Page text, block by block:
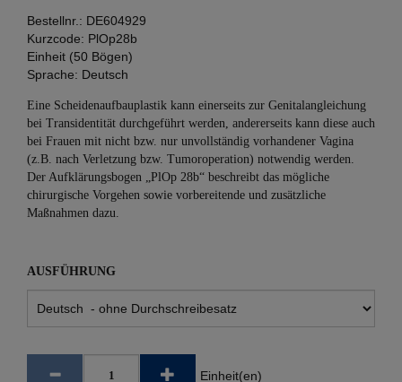
Bestellnr.: DE604929
Kurzcode: PlOp28b
Einheit (50 Bögen)
Sprache: Deutsch
Eine Scheidenaufbauplastik kann einerseits zur Genitalangleichung
bei Transidentität durchgeführt werden, andererseits kann diese auch
bei Frauen mit nicht bzw. nur unvollständig vorhandener Vagina
(z.B. nach Verletzung bzw. Tumoroperation) notwendig werden.
Der Aufklärungsbogen „PlOp 28b“ beschreibt das mögliche
chirurgische Vorgehen sowie vorbereitende und zusätzliche
Maßnahmen dazu.
AUSFÜHRUNG
Einheit(en)